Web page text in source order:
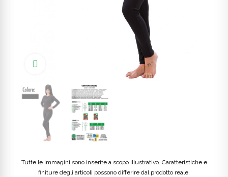
Tutte le immagini sono inserite a scopo illustrativo. Caratteristiche e
finiture degli articoli possono differire dal prodotto reale.